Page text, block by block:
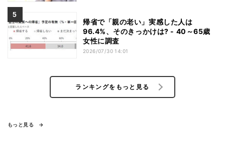
帰省で「親の老い」実感した人は
96.4%、そのきっかけは? - 40～65歳
女性に調査
2026/07/30 14:01
ランキングをもっと見る
もっと見る